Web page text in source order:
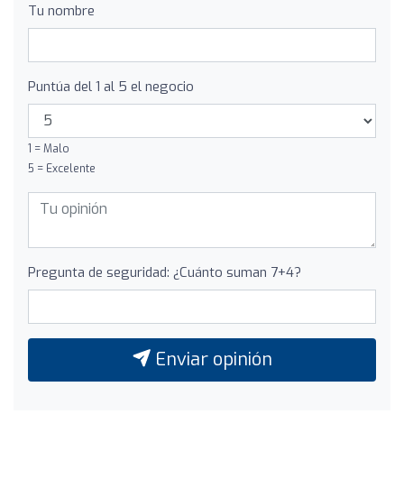
Tu nombre
Puntúa del 1 al 5 el negocio
1 = Malo
5 = Excelente
Pregunta de seguridad: ¿Cuánto suman 7+4?
Enviar opinión